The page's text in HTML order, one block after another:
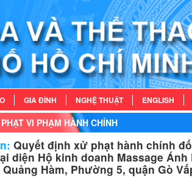
GIA ĐÌNH NGHỆ THUẬT ENGLISH
VI PHẠM HÀNH CHÍNH
Quyết định xử phạt hành chính
diện Hộ kinh doanh Massage
Hàm, Phường 5, quận Gò